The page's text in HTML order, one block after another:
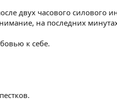
двух часового силового
на последних
к себе.